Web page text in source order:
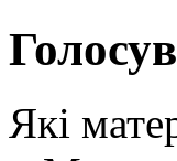
Які